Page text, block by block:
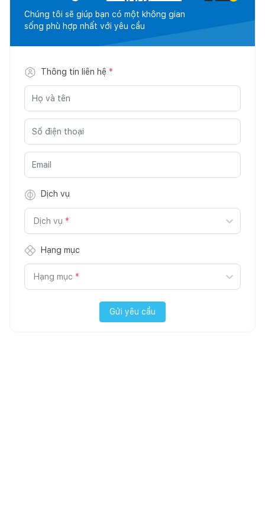
Chúng tôi sẽ giúp bạn có một không gian
sống phù hợp nhất với yêu cầu
Thông tin liên hệ *
Dịch vụ
Dịch vụ *
Hạng mục
Hạng mục *
Gửi yêu cầu